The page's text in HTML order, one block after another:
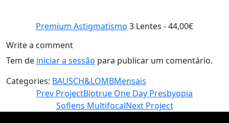
Premium Astigmatismo 3 Lentes - 44,00€
Write a comment
Tem de iniciar a sessão para publicar um comentário.
Categories: BAUSCH&LOMBMensais
Prev ProjectBiotrue One Day Presbyopia
Soflens MultifocalNext Project